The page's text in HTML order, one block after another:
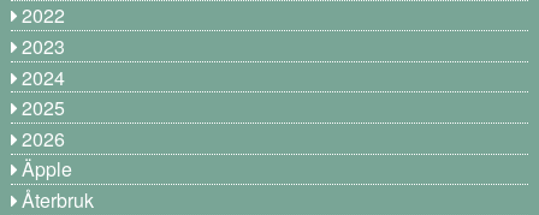
2022
2023
2024
2025
2026
Äpple
Återbruk